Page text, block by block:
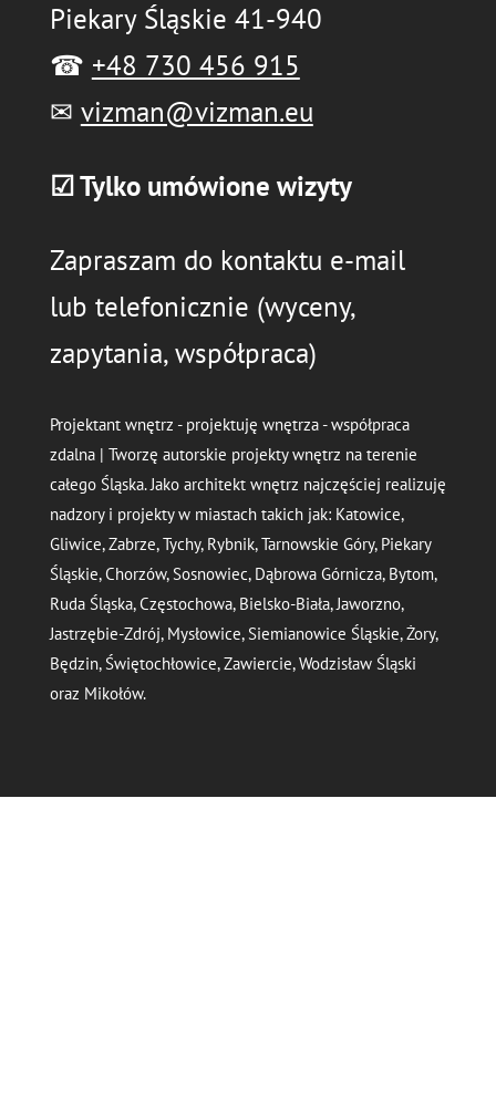
Piekary Śląskie 41-940
☎ +48 730 456 915
✉ vizman@vizman.eu
☑ Tylko umówione wizyty
Zapraszam do kontaktu e-mail
lub telefonicznie (wyceny,
zapytania, współpraca)
Projektant wnętrz - projektuję wnętrza - współpraca
zdalna | Tworzę autorskie projekty wnętrz na terenie
całego Śląska. Jako architekt wnętrz najczęściej realizuję
nadzory i projekty w miastach takich jak: Katowice,
Gliwice, Zabrze, Tychy, Rybnik, Tarnowskie Góry, Piekary
Śląskie, Chorzów, Sosnowiec, Dąbrowa Górnicza, Bytom,
Ruda Śląska, Częstochowa, Bielsko-Biała, Jaworzno,
Jastrzębie-Zdrój, Mysłowice, Siemianowice Śląskie, Żory,
Będzin, Świętochłowice, Zawiercie, Wodzisław Śląski
oraz Mikołów.